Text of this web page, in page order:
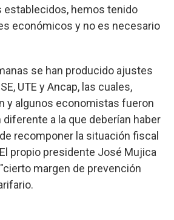
establecidos, hemos tenido
económicos y no es necesario
se han producido ajustes
UTE y Ancap, las cuales,
y algunos economistas fueron
a la que deberían haber
recomponer la situación fiscal
propio presidente José Mujica
margen de prevención